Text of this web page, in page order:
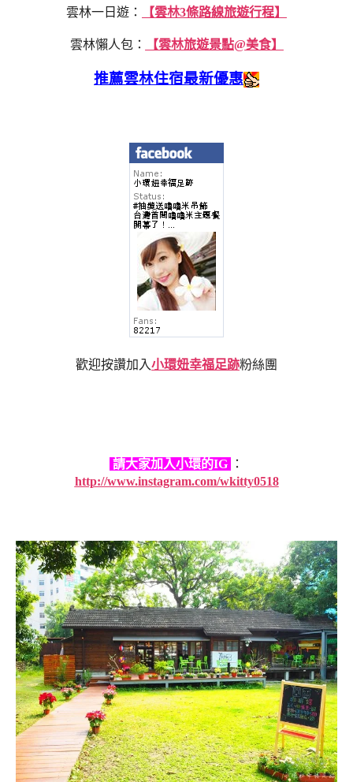
雲林一日遊： 【雲林3條路線旅遊行程】
雲林懶人包： 【雲林旅遊景點@美食】
推薦雲林住宿最新優惠
歡迎按讚加入小環妞幸福足跡粉絲團
請大家加入小環的IG
：
http://www.instagram.com/wkitty0518